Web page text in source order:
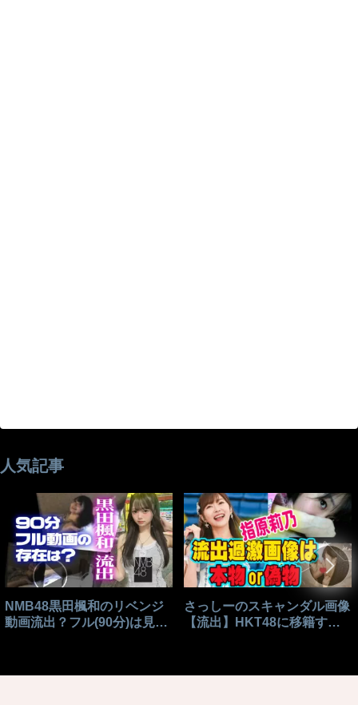
人気記事
NMB48黒田楓和のリベンジ
動画流出？フル(90分)は見れ
さっしーのスキャンダル画像
【流出】HKT48に移籍する